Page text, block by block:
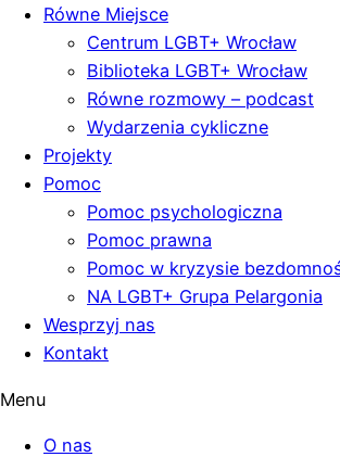
Równe Miejsce
Centrum LGBT+ Wrocław
Biblioteka LGBT+ Wrocław
Równe rozmowy – podcast
Wydarzenia cykliczne
Projekty
Pomoc
Pomoc psychologiczna
Pomoc prawna
Pomoc w kryzysie
NA LGBT+ Grupa Pelargonia
Wesprzyj nas
Kontakt
Menu
O nas